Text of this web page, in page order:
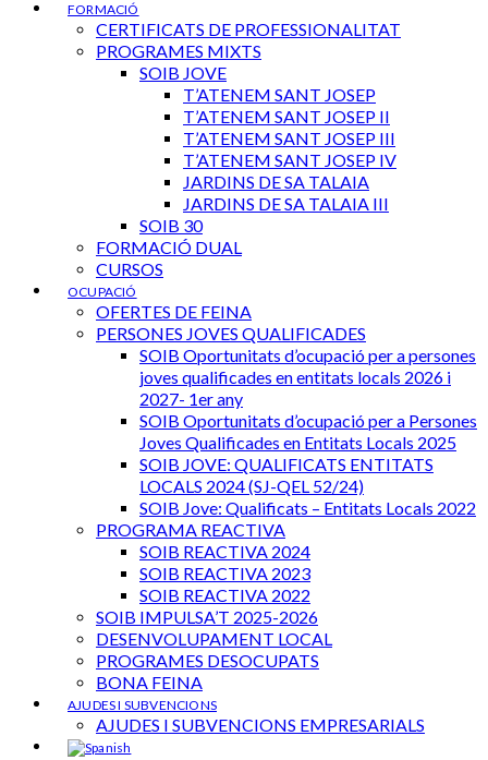
FORMACIÓ
CERTIFICATS DE PROFESSIONALITAT
PROGRAMES MIXTS
SOIB JOVE
T’ATENEM SANT JOSEP
T’ATENEM SANT JOSEP II
T’ATENEM SANT JOSEP III
T’ATENEM SANT JOSEP IV
JARDINS DE SA TALAIA
JARDINS DE SA TALAIA III
SOIB 30
FORMACIÓ DUAL
CURSOS
OCUPACIÓ
OFERTES DE FEINA
PERSONES JOVES QUALIFICADES
SOIB Oportunitats d’ocupació per a persones
joves qualificades en entitats locals 2026 i
2027- 1er any
SOIB Oportunitats d’ocupació per a Persones
Joves Qualificades en Entitats Locals 2025
SOIB JOVE: QUALIFICATS ENTITATS
LOCALS 2024 (SJ-QEL 52/24)
SOIB Jove: Qualificats – Entitats Locals 2022
PROGRAMA REACTIVA
SOIB REACTIVA 2024
SOIB REACTIVA 2023
SOIB REACTIVA 2022
SOIB IMPULSA’T 2025-2026
DESENVOLUPAMENT LOCAL
PROGRAMES DESOCUPATS
BONA FEINA
AJUDES I SUBVENCIONS
AJUDES I SUBVENCIONS EMPRESARIALS